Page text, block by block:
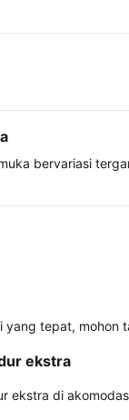
bervariasi
tepat,
ekstra
ekstra di